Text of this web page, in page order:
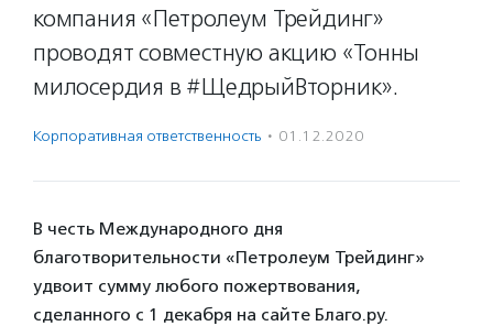
компания «Петролеум Трейдинг»
проводят совместную акцию «Тонны
милосердия в #ЩедрыйВторник».
Корпоративная ответственность · 01.12.2020
В честь Международного дня
благотворительности «Петролеум Трейдинг»
удвоит сумму любого пожертвования,
сделанного с 1 декабря на сайте Благо.ру.